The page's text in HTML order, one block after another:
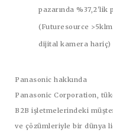
pazarında %37,2'lik
(Futuresource
dijital kamera hariç)
Panasonic hakkında
Panasonic Corporation,
B2B işletmelerindeki
ve çözümleriyle bir dünya